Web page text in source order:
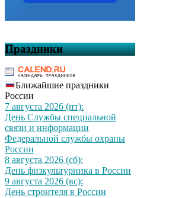
Праздники
Ближайшие праздники
России
7 августа 2026 (пт):
День Службы специальной
связи и информации
Федеральной службы охраны
России
8 августа 2026 (сб):
День физкультурника в России
9 августа 2026 (вс):
День строителя в России